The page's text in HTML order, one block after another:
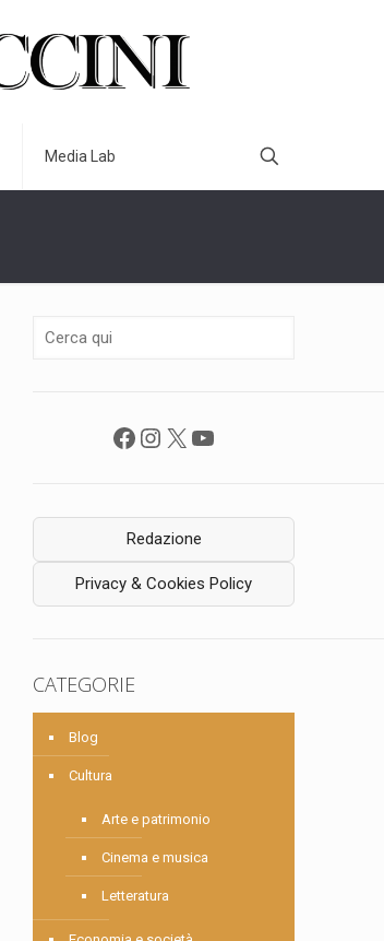
Media Lab
Facebook
Instagram
X YouTube
Redazione
Privacy & Cookies Policy
CATEGORIE
Blog
Cultura
Arte e patrimonio
Cinema e musica
Letteratura